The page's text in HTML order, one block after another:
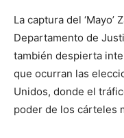
La captura del ‘Mayo’
Departamento de
también despierta
que ocurran las
Unidos, donde el
poder de los cárteles